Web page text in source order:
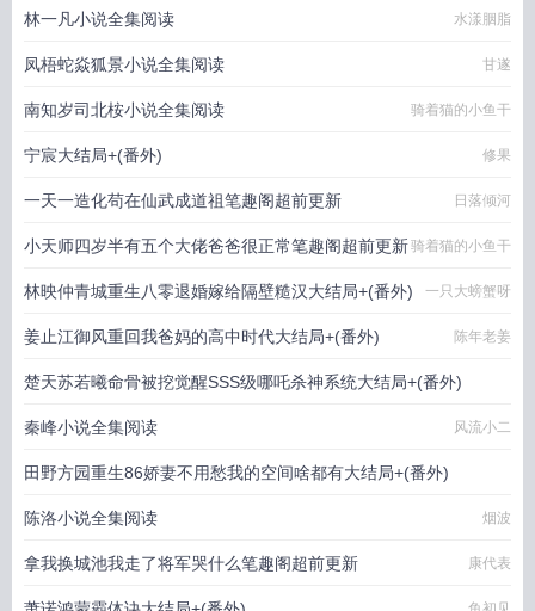
林一凡小说全集阅读 水漾胭脂
凤梧蛇焱狐景小说全集阅读 甘遂
南知岁司北桉小说全集阅读 骑着猫的小鱼干
宁宸大结局+(番外) 修果
一天一造化苟在仙武成道祖笔趣阁超前更新 日落倾河
小天师四岁半有五个大佬爸爸很正常笔趣阁超前更新骑着猫的小鱼干
林映仲青城重生八零退婚嫁给隔壁糙汉大结局+(番外) 一只大螃蟹呀
姜止江御风重回我爸妈的高中时代大结局+(番外) 陈年老姜
楚天苏若曦命骨被挖觉醒SSS级哪吒杀神系统大结局+(番外)
贪睡的虫儿
秦峰小说全集阅读 风流小二
田野方园重生86娇妻不用愁我的空间啥都有大结局+(番外)
一码归一码
陈洛小说全集阅读 烟波
拿我换城池我走了将军哭什么笔趣阁超前更新 康代表